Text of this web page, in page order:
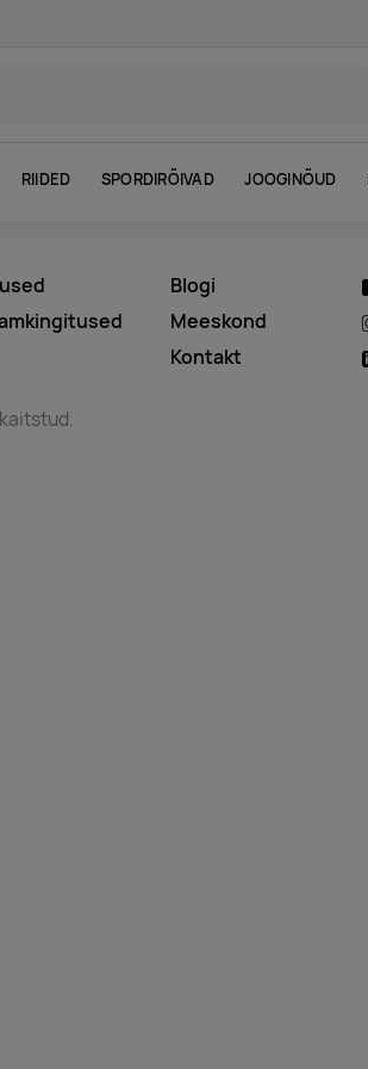
RIIDED SPORDIRÕIVAD JOOGINÕUD
Blogi
Meeskond
Kontakt